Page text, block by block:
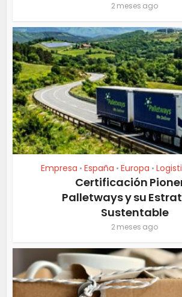
2 meses ago
Empresa • España • Europa •
Certificación
Palletways y su
Sustentable
2 meses ago